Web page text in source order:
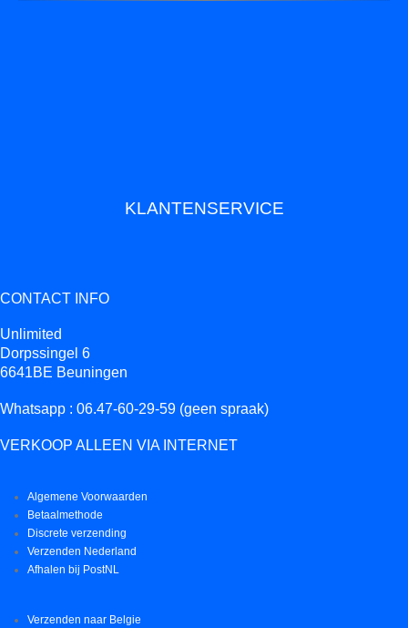
KLANTENSERVICE
CONTACT INFO
Unlimited
Dorpssingel 6
6641BE Beuningen
Whatsapp : 06.47-60-29-59 (geen spraak)
VERKOOP ALLEEN VIA INTERNET
Algemene Voorwaarden
Betaalmethode
Discrete verzending
Verzenden Nederland
Afhalen bij PostNL
Verzenden naar Belgie